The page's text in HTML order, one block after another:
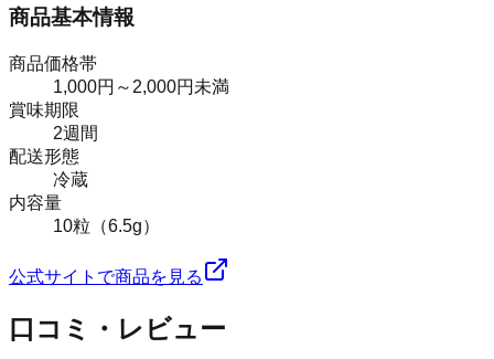
商品基本情報
商品価格帯
1,000円～2,000円未満
賞味期限
2週間
配送形態
冷蔵
内容量
10粒（6.5g）
公式サイトで商品を見る
口コミ・レビュー